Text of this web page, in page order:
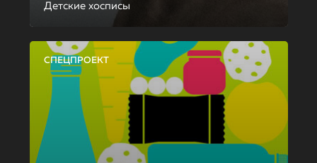
Детские хосписы
СПЕЦПРОЕКТ